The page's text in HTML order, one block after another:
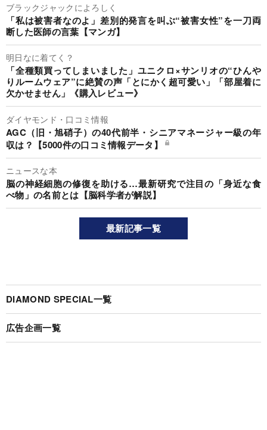
ブラックジャックによろしく
「私は被害者なのよ」差別的発言を叫ぶ“被害女性”を一刀両
断した医師の言葉【マンガ】
明日なに着てく？
「全種類買ってしまいました」ユニクロ×サンリオの“ひんや
りルームウェア”に絶賛の声「とにかく超可愛い」「部屋着に
欠かせません」《購入レビュー》
ダイヤモンド・口コミ情報
AGC（旧・旭硝子）の40代前半・シニアマネージャー級の年
収は？【5000件の口コミ情報データ】
ニュースな本
脳の神経細胞の修復を助ける…最新研究で注目の「身近な食
べ物」の名前とは【脳科学者が解説】
最新記事一覧
DIAMOND SPECIAL一覧
広告企画一覧